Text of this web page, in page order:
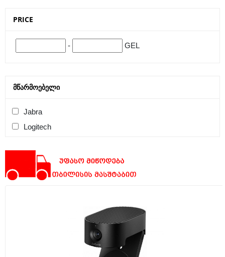
PRICE
- GEL
ᲛᲬᲐᲠᲛᲝᲔᲑᲔᲚᲘ
Jabra
Logitech